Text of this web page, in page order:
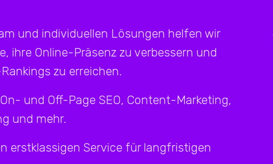
und individuellen Lösungen helfen wir
ihre Online-Präsenz zu verbessern und
zu erreichen.
und Off-Page SEO, Content-Marketing,
und mehr.
erstklassigen Service für langfristigen